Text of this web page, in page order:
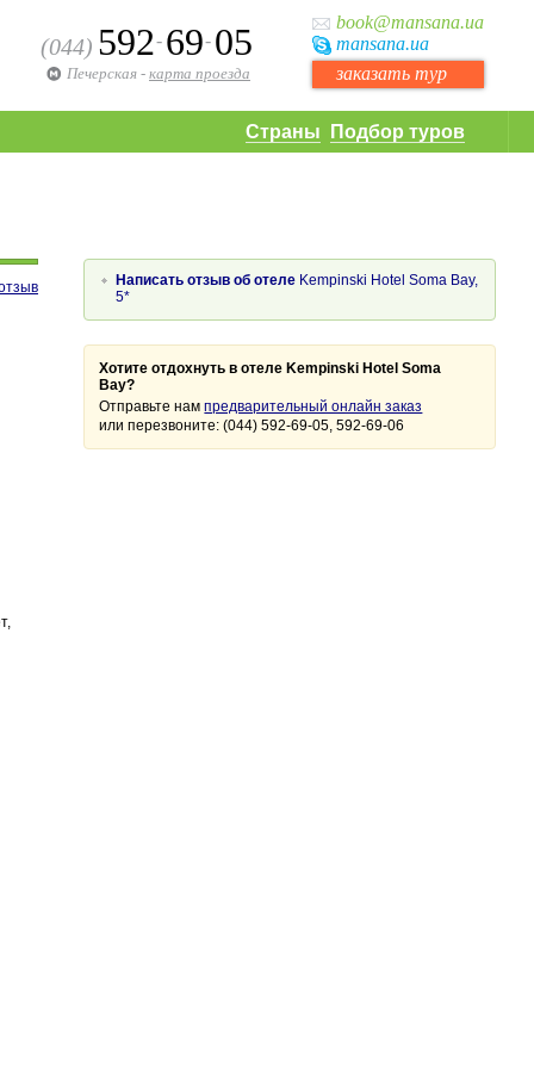
book@mansana.ua
mansana.ua
заказать тур
(044) 592- 69- 05
Печерская - карта проезда
Страны Подбор туров
Написать отзыв об отеле Kempinski Hotel Soma Bay,
5*
Хотите отдохнуть в отеле Kempinski Hotel Soma
Bay?
Отправьте нампредварительный онлайн заказ
или перезвоните: (044) 592-69-05, 592-69-06